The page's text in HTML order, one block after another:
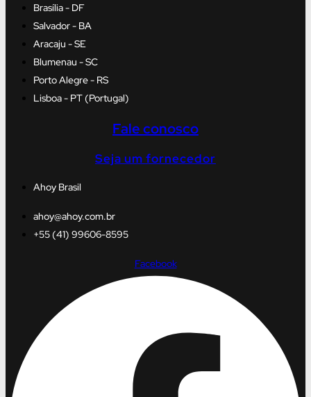
Brasília - DF
Salvador - BA
Aracaju - SE
Blumenau - SC
Porto Alegre - RS
Lisboa - PT (Portugal)
Fale conosco
Seja um fornecedor
Ahoy Brasil
ahoy@ahoy.com.br
+55 (41) 99606-8595
Facebook